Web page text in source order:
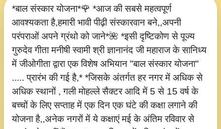
*बाल संस्कार योजना*🌹 *आज की सबसे महत्वपूर्ण
आवश्यकता है,हमारी भावी पीढ़ी संस्कारवान बने,,अपनी
परंपराओं अपने ग्रंथो को जाने*🌺 *इसी दृष्टिकोण से पूज्य
गुरुदेव गीता मनीषी स्वामी श्री ज्ञानानंद जी महाराज के सानिध्य
में जीओगीता द्वारा एक विशेष अभियान "बाल संस्कार योजना"
..... प्रारंभ की गई है,* *जिसके अंतर्गत हर नगर में अधिक से
अधिक स्थानों , गली मोहल्ले सैक्टर आदि में 5 से 15 वर्ष के
बच्चों के लिए सप्ताह में एक दिन एक घंटे की कक्षा लगाने की
योजना है,,अनेक नगरों में ये कक्षाएं मई के अंतिम रविवार से